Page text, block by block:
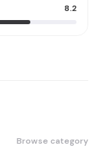
8.2
Browse category